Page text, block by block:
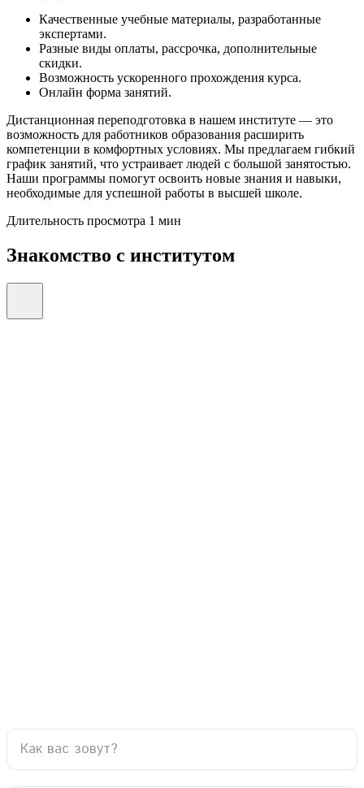
Качественные учебные материалы, разработанные
экспертами.
Разные виды оплаты, рассрочка, дополнительные
скидки.
Возможность ускоренного прохождения курса.
Онлайн форма занятий.
Дистанционная переподготовка в нашем институте — это
возможность для работников образования расширить
компетенции в комфортных условиях. Мы предлагаем гибкий
график занятий, что устраивает людей с большой занятостью.
Наши программы помогут освоить новые знания и навыки,
необходимые для успешной работы в высшей школе.
Длительность просмотра 1 мин
Знакомство с институтом